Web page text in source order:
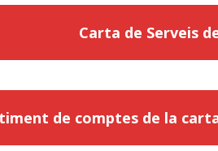
Carta de Serveis
de comptes de la